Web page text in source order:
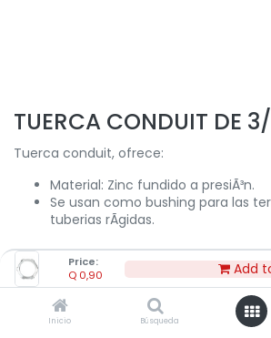
Price:
Q 0,90 Add
Inicio Búsqueda
TUERCA CONDUIT DE
Tuerca conduit, ofrece:
Material: Zinc fundido a presiÃ³n.
Se usan como bushing para las
tuberias rÃ­gidas.
Q0,90